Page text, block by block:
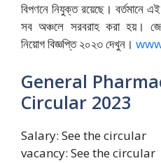
বিপণনে নিযুক্ত রয়েছে। বর্তমানে
সব অঞ্চলে সরবরাহ করা হয়।
নিয়োগ বিজ্ঞপ্তি ২০২৩ দেখুন।
General
Circular 2023
Salary: See the circular
vacancy: See the circular